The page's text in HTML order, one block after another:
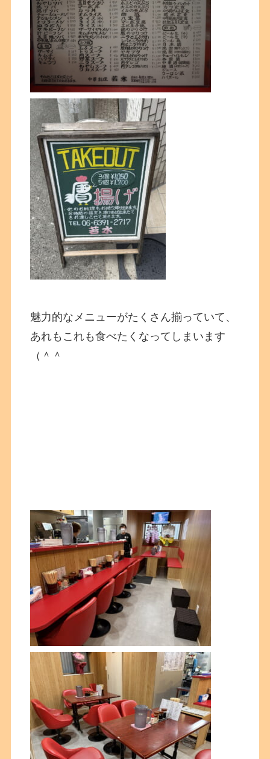
魅力的なメニューがたくさん揃っていて、
あれもこれも食べたくなってしまいます
（＾＾